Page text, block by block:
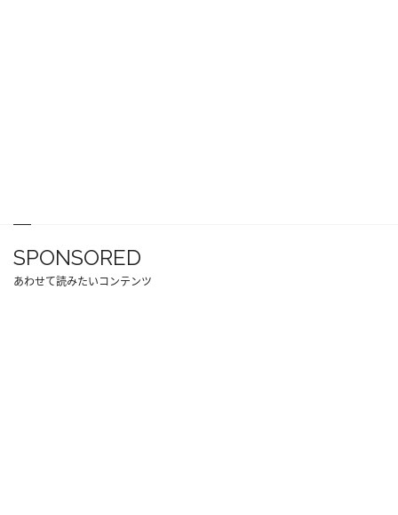
SPONSORED
あわせて読みたいコンテンツ